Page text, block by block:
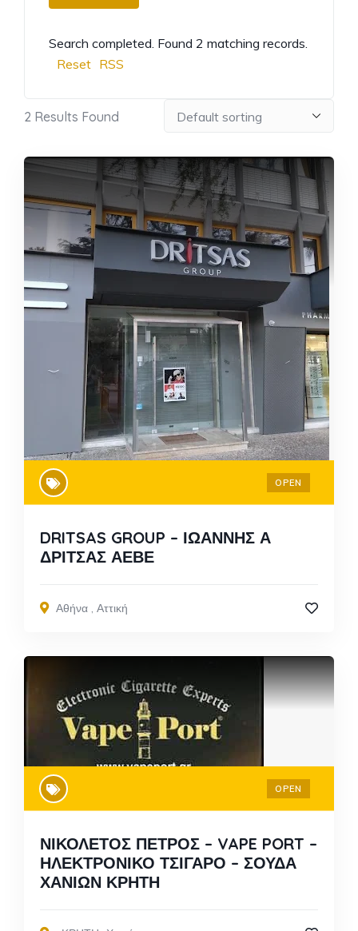
Search completed. Found 2 matching records.
Reset RSS
2 Results Found
OPEN
DRITSAS GROUP – ΙΩΑΝΝΗΣ Α
ΔΡΙΤΣΑΣ ΑΕΒΕ
Αθήνα Αττική
OPEN
ΝΙΚΟΛΕΤΟΣ ΠΕΤΡΟΣ – VAPE PORT –
ΗΛΕΚΤΡΟΝΙΚΟ ΤΣΙΓΑΡΟ – ΣΟΥΔΑ
ΧΑΝΙΩΝ ΚΡΗΤΗ